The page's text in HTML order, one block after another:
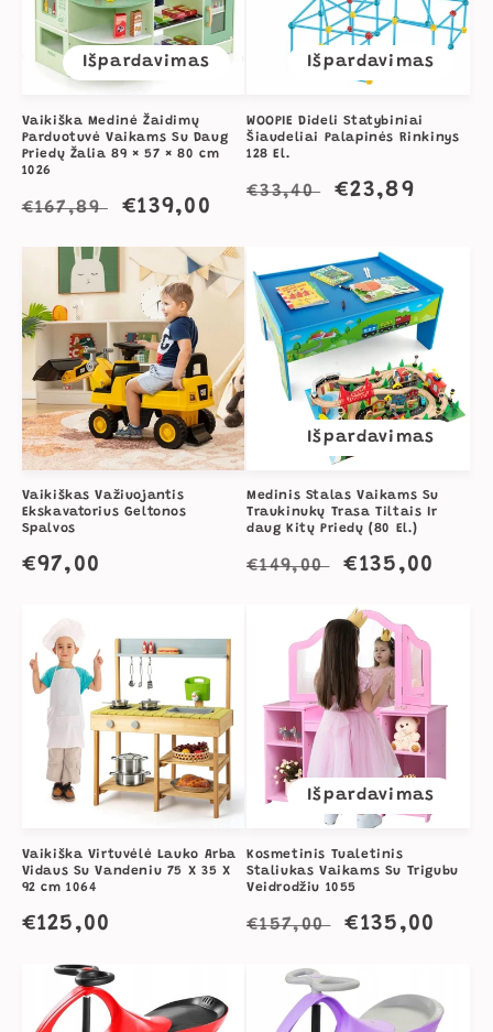
Išpardavimas
Vaikiška Medinė Žaidimų
Parduotuvė Vaikams Su Daug
Priedų Žalia 89 × 57 × 80 cm
1026
Įprasta
€167,89
Išpardavimo
€139,00
Išpardavimas
WOOPIE Dideli Statybiniai
Šiaudeliai Palapinės Rinkinys
128 El.
Įprasta
€33,40
Išpardavimo
€23,89
Vaikiškas Važiuojantis
Ekskavatorius Geltonos
Spalvos
Įprasta
€97,00
Išpardavimas
Medinis Stalas Vaikams Su
Traukinukų Trasa Tiltais Ir
daug Kitų Priedų (80 El.)
Įprasta
€149,00
Išpardavimo
€135,00
Vaikiška Virtuvėlė Lauko Arba
Vidaus Su Vandeniu 75 X 35 X
92 cm 1064
Įprasta
€125,00
Išpardavimas
Kosmetinis Tualetinis
Staliukas Vaikams Su Trigubu
Veidrodžiu 1055
Įprasta
€157,00
Išpardavimo
€135,00